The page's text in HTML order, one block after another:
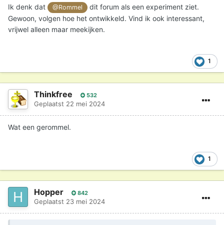
Ik denk dat @Rommel
dit forum als een experiment ziet.
Gewoon, volgen hoe het ontwikkeld. Vind ik ook interessant,
vrijwel alleen maar meekijken.
1
Thinkfree 532
Geplaatst 22 mei 2024
Wat een gerommel.
1
Hopper 842
Geplaatst 23 mei 2024